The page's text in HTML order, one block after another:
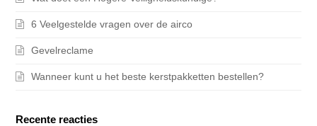
6 Veelgestelde vragen over de airco
Gevelreclame
Wanneer kunt u het beste kerstpakketten bestellen?
Recente reacties